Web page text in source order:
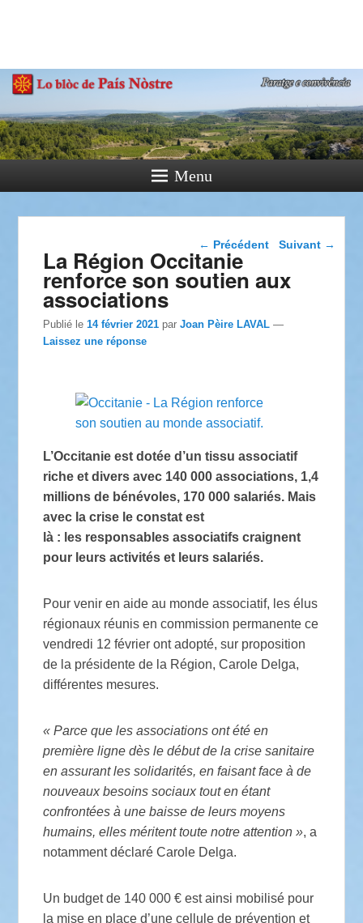
Paratge e Convivència
Menu
Navigation dans les
← Précédent Suivant →
La Région Occitanie
renforce son soutien aux
associations
Publié le14 février 2021 parJoan Pèire LAVAL —
Laissez une réponse
L’Occitanie est dotée d’un tissu associatif
riche et divers avec 140 000 associations, 1,4
millions de bénévoles, 170 000 salariés. Mais
avec la crise le constat est
là : les responsables associatifs craignent
pour leurs activités et leurs salariés.
Pour venir en aide au monde associatif, les élus
régionaux réunis en commission permanente ce
vendredi 12 février ont adopté, sur proposition
de la présidente de la Région, Carole Delga,
différentes mesures.
« Parce que les associations ont été en
première ligne dès le début de la crise sanitaire
en assurant les solidarités, en faisant face à de
nouveaux besoins sociaux tout en étant
confrontées à une baisse de leurs moyens
humains, elles méritent toute notre attention », a
notamment déclaré Carole Delga.
Un budget de 140 000 € est ainsi mobilisé pour
la mise en place d’une cellule de prévention et